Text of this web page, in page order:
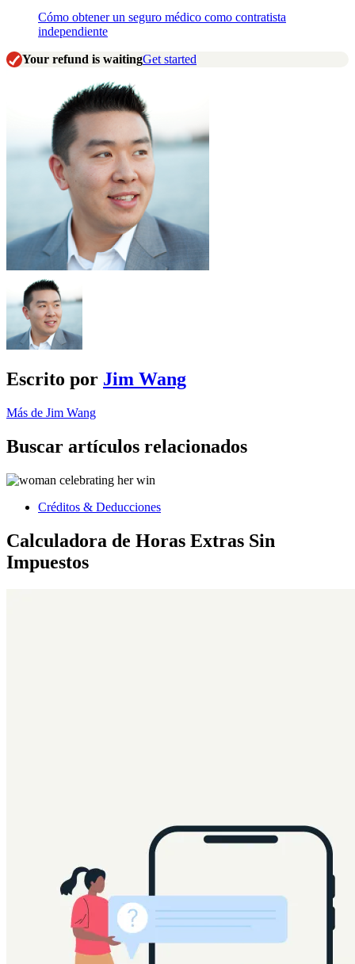
Cómo obtener un seguro médico como contratista
independiente
Your refund is waitingGet started
Escrito por Jim Wang
Más de Jim Wang
Buscar artículos relacionados
Créditos & Deducciones
Calculadora de Horas Extras Sin
Impuestos